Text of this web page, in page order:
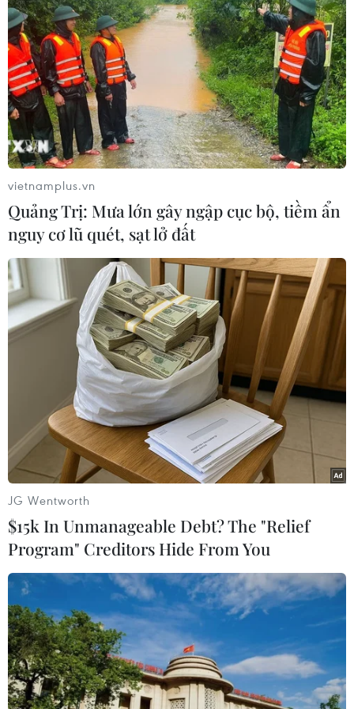
#Oruc Reis #tàu khảo sát
#khu vực tranh chấp
#quyền tài phán
#giải pháp ngoại giao
Theo dõi VietnamPlus
TIN LIÊN QUAN
vietnamplus.vn
Quảng Trị: Mưa lớn gây ngập cục bộ, tiềm ẩn
nguy cơ lũ quét, sạt lở đất
JG Wentworth
$15k In Unmanageable Debt? The "Relief
Program" Creditors Hide From You